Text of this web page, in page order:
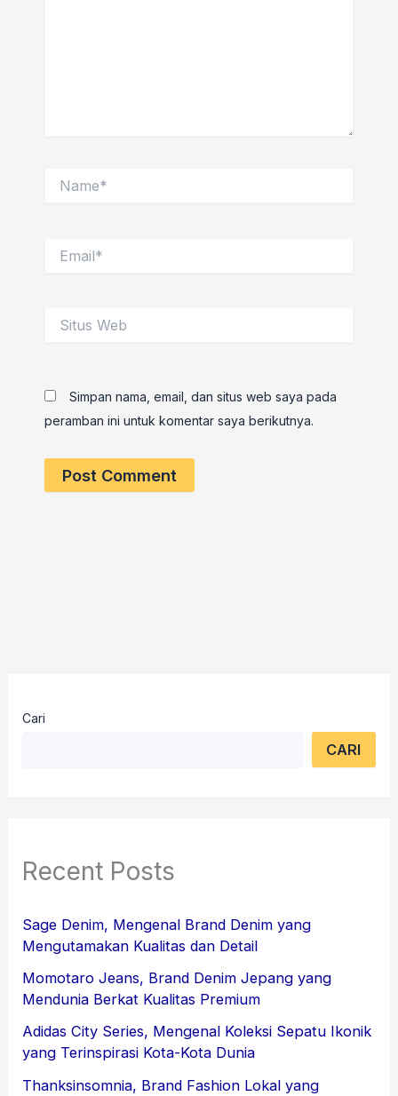
Web
Simpan nama, email, dan situs web saya pada
peramban ini untuk komentar saya berikutnya.
Cari
CARI
Recent Posts
Sage Denim, Mengenal Brand Denim yang
Mengutamakan Kualitas dan Detail
Momotaro Jeans, Brand Denim Jepang yang
Mendunia Berkat Kualitas Premium
Adidas City Series, Mengenal Koleksi Sepatu Ikonik
yang Terinspirasi Kota-Kota Dunia
Thanksinsomnia, Brand Fashion Lokal yang